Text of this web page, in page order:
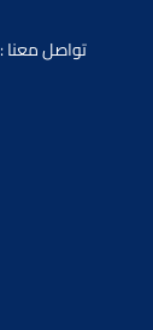
تواصل معنا :